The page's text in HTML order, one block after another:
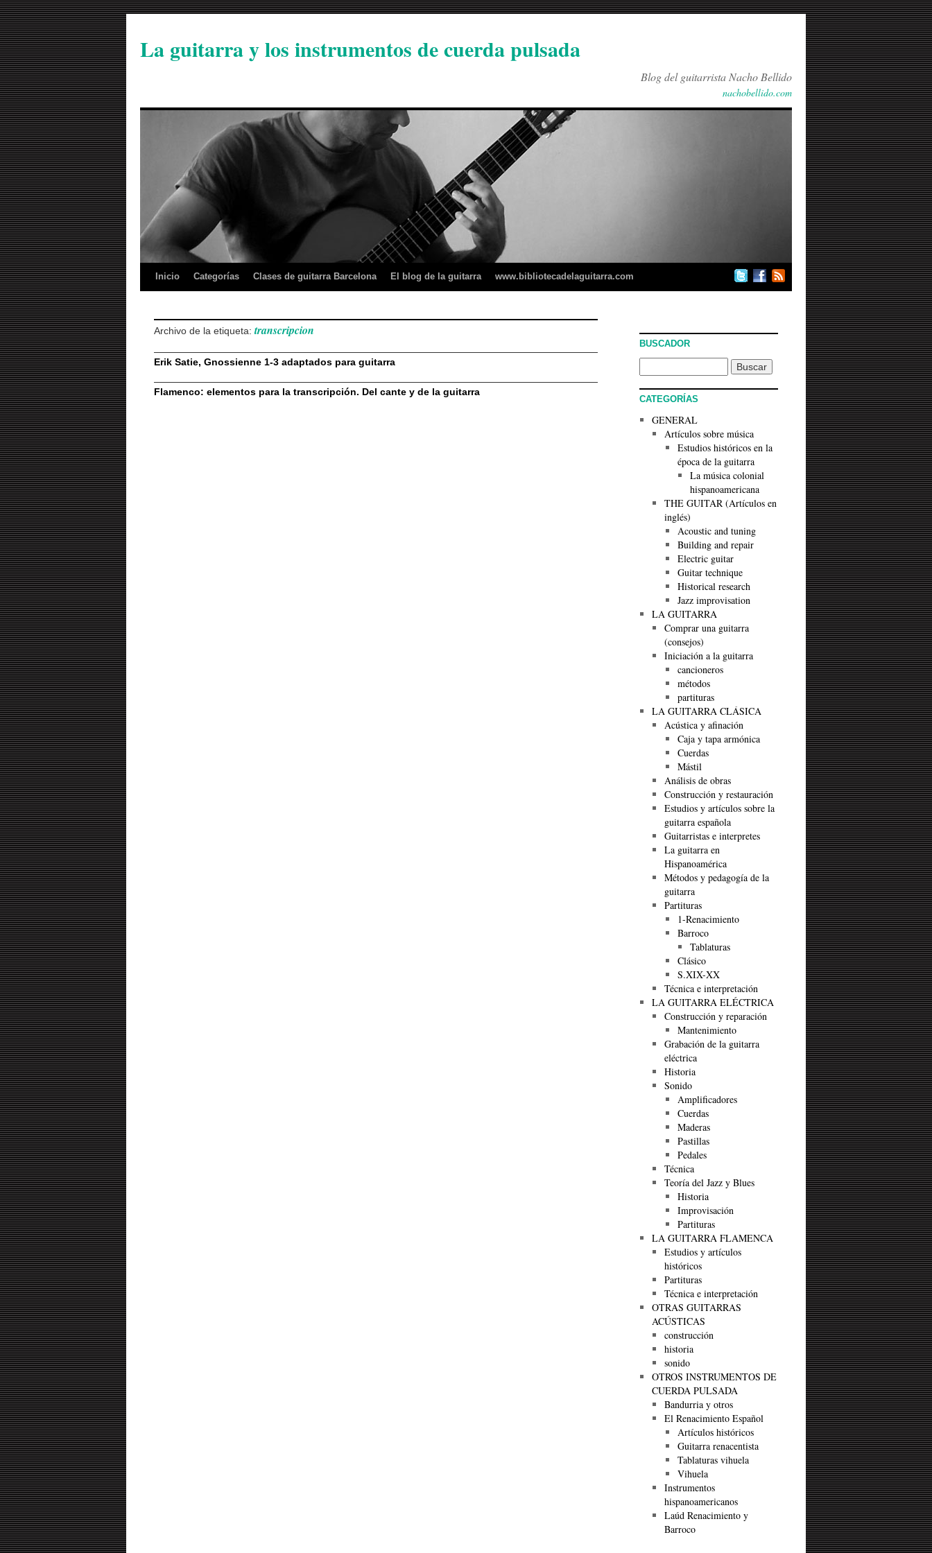
La guitarra y los instrumentos de cuerda pulsada
Blog del guitarrista Nacho Bellido
nachobellido.com
Inicio Categorías Clases de guitarra Barcelona El blog de la guitarra www.bibliotecadelaguitarra.com
Archivo de la etiqueta:transcripcion
Erik Satie, Gnossienne 1-3 adaptados para guitarra
Flamenco: elementos para la transcripción. Del cante y de la guitarra
BUSCADOR
CATEGORÍAS
GENERAL
Artículos sobre música
Estudios históricos en la
época de la guitarra
La música colonial
hispanoamericana
THE GUITAR (Artículos en
inglés)
Acoustic and tuning
Building and repair
Electric guitar
Guitar technique
Historical research
Jazz improvisation
LA GUITARRA
Comprar una guitarra
(consejos)
Iniciación a la guitarra
cancioneros
métodos
partituras
LA GUITARRA CLÁSICA
Acústica y afinación
Caja y tapa armónica
Cuerdas
Mástil
Análisis de obras
Construcción y restauración
Estudios y artículos sobre la
guitarra española
Guitarristas e interpretes
La guitarra en
Hispanoamérica
Métodos y pedagogía de la
guitarra
Partituras
1-Renacimiento
Barroco
Tablaturas
Clásico
S.XIX-XX
Técnica e interpretación
LA GUITARRA ELÉCTRICA
Construcción y reparación
Mantenimiento
Grabación de la guitarra
eléctrica
Historia
Sonido
Amplificadores
Cuerdas
Maderas
Pastillas
Pedales
Técnica
Teoría del Jazz y Blues
Historia
Improvisación
Partituras
LA GUITARRA FLAMENCA
Estudios y artículos
históricos
Partituras
Técnica e interpretación
OTRAS GUITARRAS
ACÚSTICAS
construcción
historia
sonido
OTROS INSTRUMENTOS DE
CUERDA PULSADA
Bandurria y otros
El Renacimiento Español
Artículos históricos
Guitarra renacentista
Tablaturas vihuela
Vihuela
Instrumentos
hispanoamericanos
Laúd Renacimiento y
Barroco